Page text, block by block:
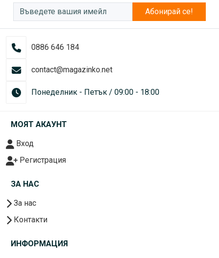
Абонирай се!
0886 646 184
contact@magazinko.net
Понеделник - Петък / 09:00 - 18:00
МОЯТ АКАУНТ
Вход
Регистрация
ЗА НАС
За нас
Контакти
ИНФОРМАЦИЯ